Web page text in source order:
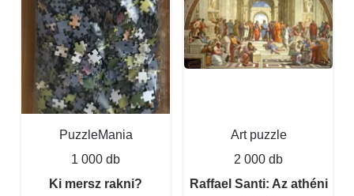
PuzzleMania
1 000 db
Ki mersz rakni?
Art puzzle
2 000 db
Raffael Santi: Az athéni